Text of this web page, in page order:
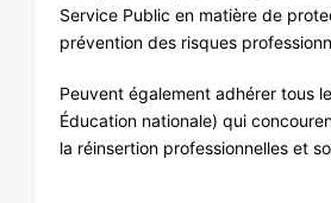
Service Public en matière de
prévention des risques
Peuvent également adhérer tous
Éducation nationale) qui
la réinsertion professionnelles et